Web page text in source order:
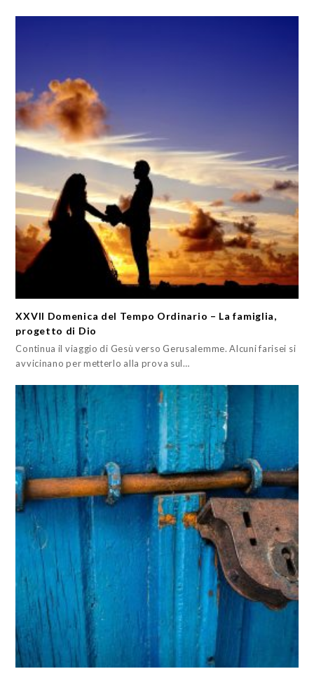
XXVII Domenica del Tempo Ordinario – La famiglia,
progetto di Dio
Continua il viaggio di Gesù verso Gerusalemme. Alcuni farisei si
avvicinano per metterlo alla prova sul…